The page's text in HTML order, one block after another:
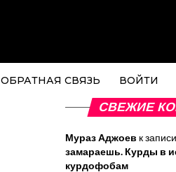
ОБРАТНАЯ СВЯЗЬ ВОЙТИ
СВЕЖИЕ
Мураз Аджоев к записи
замараешь. Курды в
курдофобам